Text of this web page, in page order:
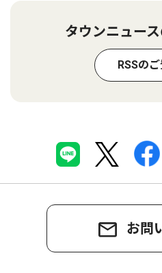
タウンニュー
RSSの
お問